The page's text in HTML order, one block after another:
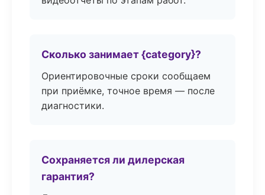
Сколько занимает {category}?
Ориентировочные сроки сообщаем
при приёмке, точное время — после
диагностики.
Сохраняется ли дилерская
гарантия?